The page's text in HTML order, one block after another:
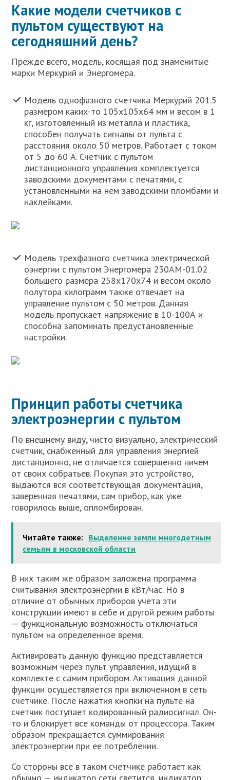
Какие модели счетчиков с
пультом существуют на
сегодняшний день?
Прежде всего, модель, косящая под знаменитые
марки Меркурий и Энергомера.
Модель однофазного счетчика Меркурий 201.5
размером каких-то 105х105х64 мм и весом в 1
кг, изготовленный из металла и пластика,
способен получать сигналы от пульта с
расстояния около 50 метров. Работает с током
от 5 до 60 А. Счетчик с пультом
дистанционного управления комплектуется
заводскими документами с печатями, с
установленными на нем заводскими пломбами и
наклейками.
Модель трехфазного счетчика электрической
оэнергии с пультом Энергомера 230АМ-01.02
большего размера 258х170х74 и весом около
полутора килограмм также отвечает на
управление пультом с 50 метров. Данная
модель пропускает напряжение в 10-100А и
способна запоминать предустановленные
настройки.
Принцип работы счетчика
электроэнергии с пультом
По внешнему виду, чисто визуально, электрический
счетчик, снабженный для управления энергией
дистанционно, не отличается совершенно ничем
от своих собратьев. Покупая это устройство,
выдаются вся соответствующая документация,
заверенная печатями, сам прибор, как уже
говорилось выше, опломбирован.
Читайте также: Выделение земли многодетным
семьям в московской области
В них таким же образом заложена программа
считывания электроэнергии в кВт/час. Но в
отличие от обычных приборов учета эти
конструкции имеют в себе и другой режим работы
— функциональную возможность отключаться
пультом на определенное время.
Активировать данную функцию представляется
возможным через пульт управления, идущий в
комплекте с самим прибором. Активация данной
функции осуществляется при включенном в сеть
счетчике. После нажатия кнопки на пульте на
счетчик поступает кодированный радиосигнал. Он-
то и блокирует все команды от процессора. Таким
образом прекращается суммирования
электроэнергии при ее потреблении.
Со стороны все в таком счетчике работает как